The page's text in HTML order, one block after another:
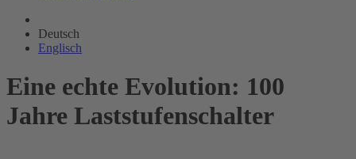
Deutsch
Englisch
Eine echte Evolution: 100
Jahre Laststufenschalter